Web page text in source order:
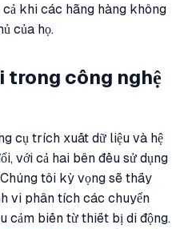
khi các hãng hàng không
của họ.
trong công nghệ
cụ trích xuất dữ liệu và hệ
với cả hai bên đều sử dụng
tôi kỳ vọng sẽ thấy
vi phân tích các chuyển
cảm biến từ thiết bị di động.